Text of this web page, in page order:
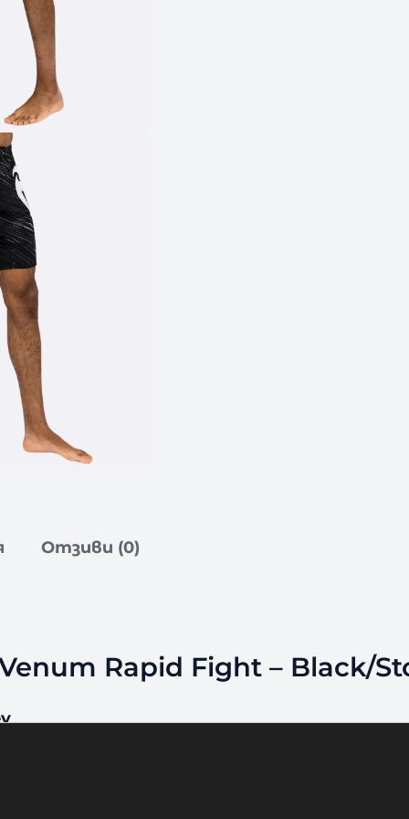
Отзиви (0)
Rapid Fight – Black/
Rapid е колекция от бойно облекло,
шорти с термозалепени странични